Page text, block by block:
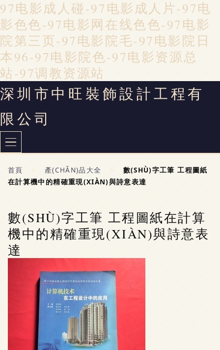
97电影成人碰-97电影成人片-97电
影色色-97电影网在线色色-97电影
院第三页-97电影院毛-97电影院日
本96-97电影院色-97电影资源总
站-97调教资源站
深圳市中旺裝飾設計工程有
限公司
首頁 > 產(CHǍN)品大全 >
數(SHÙ)字工筆 工程圖紙
在計算機中的精確重現(XIÀN)與詩意表達
數(SHÙ)字工筆 工程圖紙在計算
機中的精確重現(XIÀN)與詩意表
達